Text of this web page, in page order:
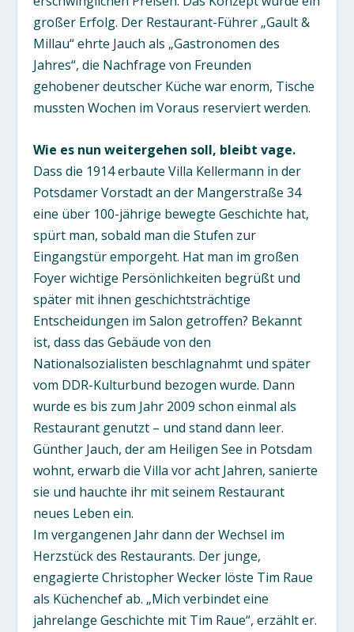
großer Erfolg. Der Restaurant-Führer „Gault &
Millau“ ehrte Jauch als „Gastronomen des
Jahres“, die Nachfrage von Freunden
gehobener deutscher Küche war enorm, Tische
mussten Wochen im Voraus reserviert werden.
Wie es nun weitergehen soll, bleibt vage.
Dass die 1914 erbaute Villa Kellermann in der
Potsdamer Vorstadt an der Mangerstraße 34
eine über 100-jährige bewegte Geschichte hat,
spürt man, sobald man die Stufen zur
Eingangstür emporgeht. Hat man im großen
Foyer wichtige Persönlichkeiten begrüßt und
später mit ihnen geschichtsträchtige
Entscheidungen im Salon getroffen? Bekannt
ist, dass das Gebäude von den
Nationalsozialisten beschlagnahmt und später
vom DDR-Kulturbund bezogen wurde. Dann
wurde es bis zum Jahr 2009 schon einmal als
Restaurant genutzt – und stand dann leer.
Günther Jauch, der am Heiligen See in Potsdam
wohnt, erwarb die Villa vor acht Jahren, sanierte
sie und hauchte ihr mit seinem Restaurant
neues Leben ein.
Im vergangenen Jahr dann der Wechsel im
Herzstück des Restaurants. Der junge,
engagierte Christopher Wecker löste Tim Raue
als Küchenchef ab. „Mich verbindet eine
jahrelange Geschichte mit Tim Raue“, erzählt er.